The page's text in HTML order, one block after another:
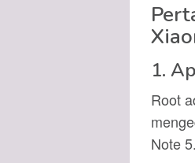
1.
Root
Note 5.